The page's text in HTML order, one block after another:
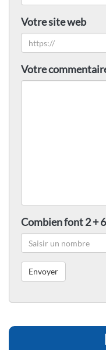
Votre site web
Votre
Combien font 2 +